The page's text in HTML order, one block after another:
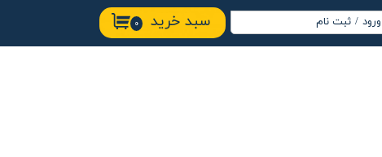
۰ سبد خرید ورود / ثبت نام
حساب کاربری من